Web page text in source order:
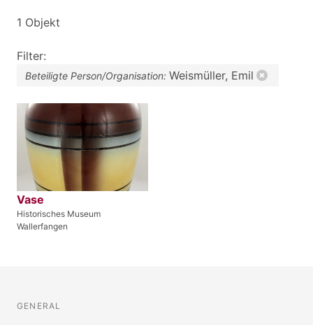
1 Objekt
Filter:
Beteiligte Person/Organisation: Weismüller, Emil
Vase
Historisches Museum
Wallerfangen
GENERAL